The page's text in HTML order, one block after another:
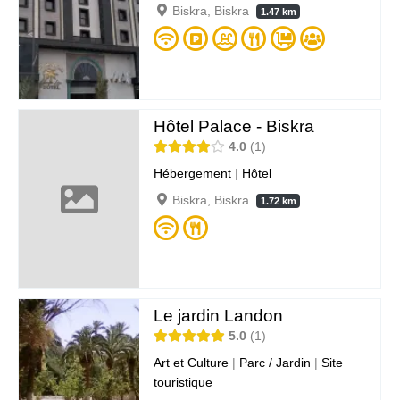
Biskra, Biskra
1.47 km
Hôtel Palace - Biskra
4.0
1
Hébergement | Hôtel
Biskra, Biskra
1.72 km
Le jardin Landon
5.0
1
Art et Culture | Parc / Jardin |Site
touristique